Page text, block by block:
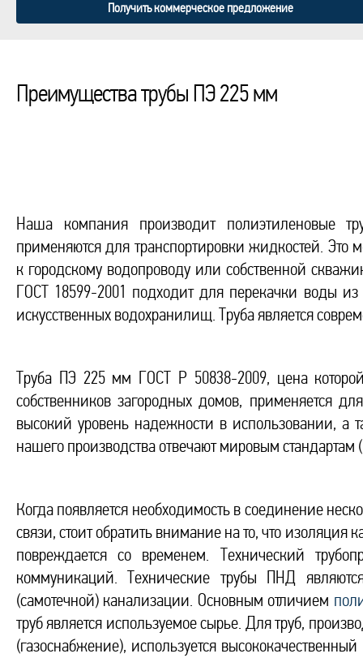
Получить коммерческое предложение
Преимущества трубы ПЭ 225 мм
Наша компания производит полиэтиленовые
применяются для транспортировки жидкостей. Это
к городскому водопроводу или собственной
ГОСТ 18599-2001 подходит для перекачки воды
искусственных водохранилищ. Труба является
Труба ПЭ 225 мм ГОСТ Р 50838-2009, цена
собственников загородных домов, применяется
высокий уровень надежности в использовании, а
нашего производства отвечают мировым
Когда появляется необходимость в соединение
связи, стоит обратить внимание на то, что
повреждается со временем. Технический
коммуникаций. Технические трубы ПНД
(самотечной) канализации. Основным отличием
труб является используемое сырье. Для труб,
(газоснабжение), используется